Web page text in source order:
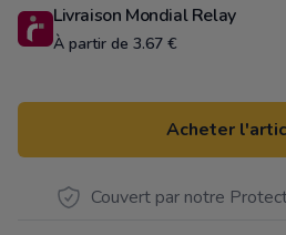
Livraison Mondial Relay
À partir de 3.67 €
Acheter
Couvert par notre